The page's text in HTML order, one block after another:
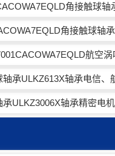
角接触球轴
角接触球轴承
航空
承ULKZ613X轴承电信、
ULKZ3006X轴承精密电